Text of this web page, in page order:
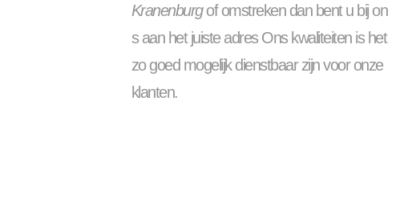
Kranenburgof omstreken dan bent u bij on
s aan het juiste adres Ons kwaliteiten is het
zo goed mogelijk dienstbaar zijn voor onze
klanten.